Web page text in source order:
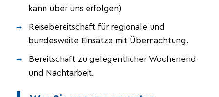
kann über uns erfolgen)
Reisebereitschaft für regionale und
bundesweite Einsätze mit Übernachtung.
Bereitschaft zu gelegentlicher Wochenend-
und Nachtarbeit.